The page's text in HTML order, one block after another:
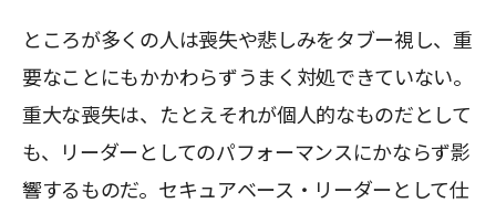
ところが多くの人は喪失や悲しみをタブー視し、重
要なことにもかかわらずうまく対処できていない。
重大な喪失は、たとえそれが個人的なものだとして
も、リーダーとしてのパフォーマンスにかならず影
響するものだ。セキュアベース・リーダーとして仕